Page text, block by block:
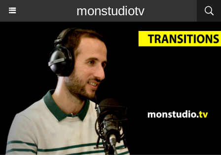
monstudiotv